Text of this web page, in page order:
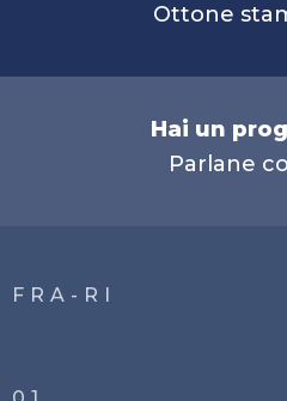
Ottone
Hai un
Parlane
FRA-RI